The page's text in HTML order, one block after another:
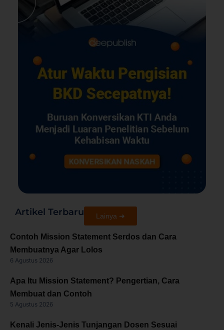
Artikel Terbaru Lainya ➜
Contoh Mission Statement Serdos dan Cara
Membuatnya Agar Lolos
6 Agustus 2026
Apa Itu Mission Statement? Pengertian, Cara
Membuat dan Contoh
5 Agustus 2026
Kenali Jenis-Jenis Tunjangan Dosen Sesuai